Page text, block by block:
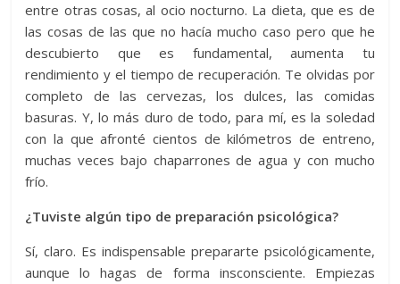
entre otras cosas, al ocio nocturno. La dieta, que es de
las cosas de las que no hacía mucho caso pero que he
descubierto que es fundamental, aumenta tu
rendimiento y el tiempo de recuperación. Te olvidas por
completo de las cervezas, los dulces, las comidas
basuras. Y, lo más duro de todo, para mí, es la soledad
con la que afronté cientos de kilómetros de entreno,
muchas veces bajo chaparrones de agua y con mucho
frío.
¿Tuviste algún tipo de preparación psicológica?
Sí, claro. Es indispensable prepararte psicológicamente,
aunque lo hagas de forma insconsciente. Empiezas